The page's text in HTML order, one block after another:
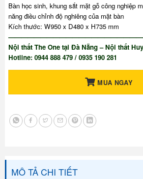
Bàn học sinh, khung sắt mặt gỗ công nghiệp
năng điều chỉnh độ nghiêng của mặt bàn
Kích thước: W950 x D480 x H735 mm
Nội thất The One tại Đà Nẵng – Nội thất
Hotline: 0944 888 479 / 0935 190 281
MUA NGAY
MÔ TẢ CHI TIẾT